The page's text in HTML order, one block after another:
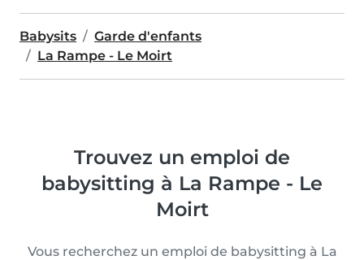
Babysits
Garde d'enfants
La Rampe - Le Moirt
Trouvez un emploi de
babysitting à La Rampe - Le
Moirt
Vous recherchez un emploi de babysitting à La